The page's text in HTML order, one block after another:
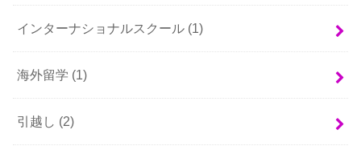
インターナショナルスクール (1)
海外留学 (1)
引越し (2)